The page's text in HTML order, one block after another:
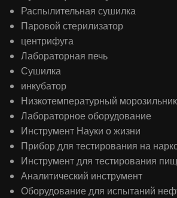
Распылительная сушилка
Паровой стерилизатор
центрифуга
Лабораторная печь
Сушилка
инкубатор
Низкотемпературный морозильник
Лабораторное оборудование
Инструмент Науки о жизни
Прибор для тестирования на
Инструмент для тестирования
Аналитический инструмент
Оборудование для испытаний